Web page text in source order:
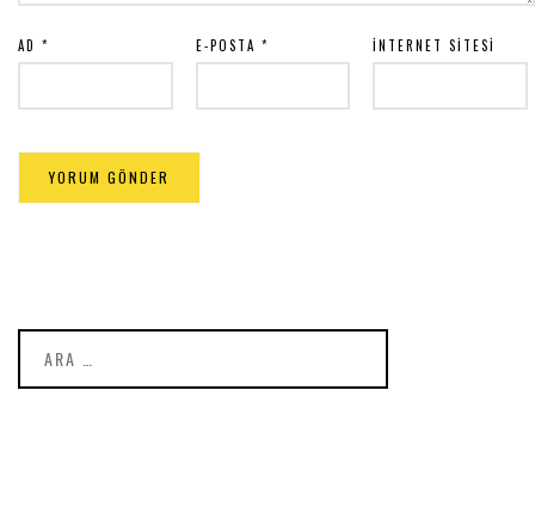
AD * E-POSTA * İNTERNET SITESI